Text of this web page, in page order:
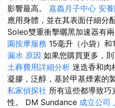
影響最高。 嘉義月子中心 安
應用身體，並在其表面仔細分
Soleo雙重衝擊曬黑加速器有
園按摩服務 15毫升（小袋）和
漏水 原因 如果您購買更多，
土葬費用詳細分析 迷迭香和肉
凝膠，泛醇，基於甲基煙素的
私家偵探社 所有這些都導致巧
性。 DM Sundance 成立公司